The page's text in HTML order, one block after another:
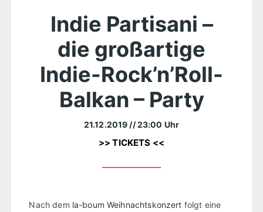
Indie Partisani –
die großartige
Indie-Rock’n’Roll-
Balkan – Party
21.12.2019 // 23:00 Uhr
>> TICKETS <<
Nach dem la-boum Weihnachtskonzert folgt eine